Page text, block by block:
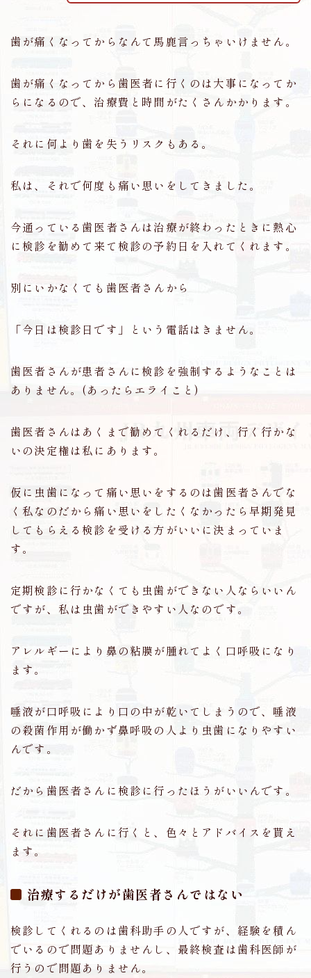
歯が痛くなってからなんて馬鹿言っちゃいけません。
歯が痛くなってから歯医者に行くのは大事になってか
らになるので、治療費と時間がたくさんかかります。
それに何より歯を失うリスクもある。
私は、それで何度も痛い思いをしてきました。
今通っている歯医者さんは治療が終わったときに熱心
に検診を勧めて来て検診の予約日を入れてくれます。
別にいかなくても歯医者さんから
「今日は検診日です」という電話はきません。
歯医者さんが患者さんに検診を強制するようなことは
ありません。(あったらエライこと)
歯医者さんはあくまで勧めてくれるだけ、行く行かな
いの決定権は私にあります。
仮に虫歯になって痛い思いをするのは歯医者さんでな
く私なのだから痛い思いをしたくなかったら早期発見
してもらえる検診を受ける方がいいに決まっていま
す。
定期検診に行かなくても虫歯ができない人ならいいん
ですが、私は虫歯ができやすい人なのです。
アレルギーにより鼻の粘膜が腫れてよく口呼吸になり
ます。
唾液が口呼吸により口の中が乾いてしまうので、唾液
の殺菌作用が働かず鼻呼吸の人より虫歯になりやすい
んです。
だから歯医者さんに検診に行ったほうがいいんです。
それに歯医者さんに行くと、色々とアドバイスを貰え
ます。
治療するだけが歯医者さんではない
検診してくれるのは歯科助手の人ですが、経験を積ん
でいるので問題ありませんし、最終検査は歯科医師が
行うので問題ありません。